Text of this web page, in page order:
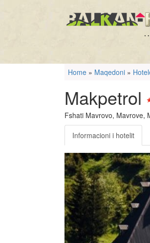
Home » Maqedoni »
Makpetrol
Fshati Mavrovo, Mavrove,
Informacioni i hotelit